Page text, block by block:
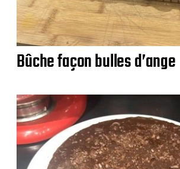
Bûche façon bulles d’ange